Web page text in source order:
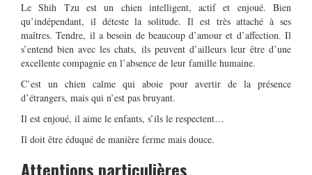
Le Shih Tzu est un chien intelligent, actif et enjoué. Bien
qu’indépendant, il déteste la solitude. Il est très attaché à ses
maîtres. Tendre, il a besoin de beaucoup d’amour et d’affection. Il
s’entend bien avec les chats, ils peuvent d’ailleurs leur être d’une
excellente compagnie en l’absence de leur famille humaine.
C’est un chien calme qui aboie pour avertir de la présence
d’étrangers, mais qui n’est pas bruyant.
Il est enjoué, il aime le enfants, s’ils le respectent…
Il doit être éduqué de manière ferme mais douce.
Attentions particulières